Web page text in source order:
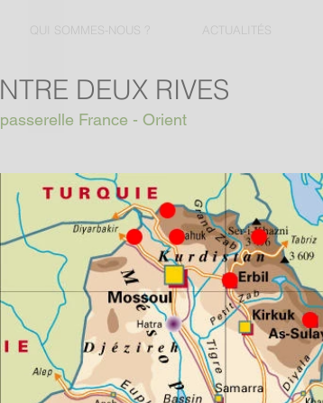
QUI SOMMES-NOUS ? ACTUALITÉS
DEUX RIVES
France - Orient